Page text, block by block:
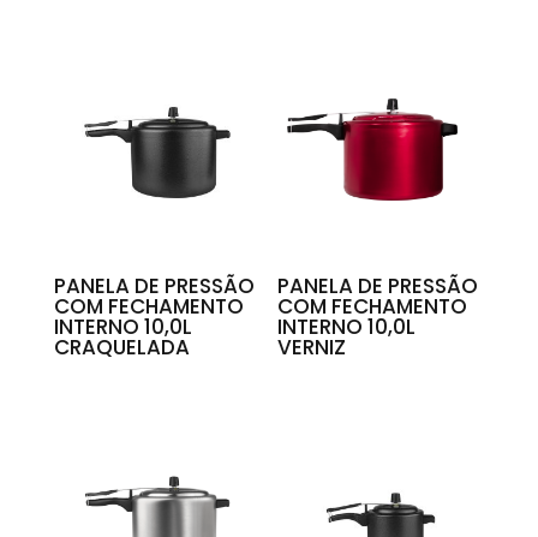
PANELA DE PRESSÃO
COM FECHAMENTO
INTERNO 10,0L
CRAQUELADA
PANELA DE PRESSÃO
COM FECHAMENTO
INTERNO 10,0L
VERNIZ